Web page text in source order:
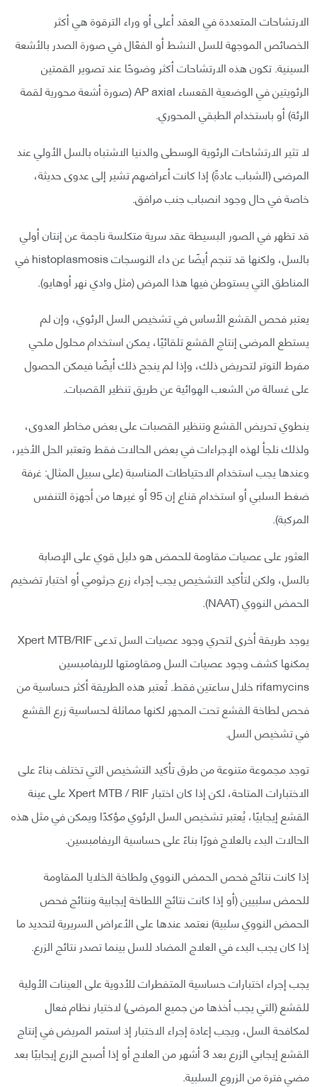
الارتشاحات المتعددة في العقد أعلى أو وراء الترقوة هي أكثر
الخصائص الموجهة للسل النشط أو الفعّال في صورة الصدر بالأشعة
السينية. تكون هذه الارتشاحات أكثر وضوحًا عند تصوير القمتين
الرئويتين في الوضعية القعساء AP axial (صورة أشعة محورية لقمة
الرئة) أو باستخدام الطبقي المحوري.
لا تثير الارتشاحات الرئوية الوسطى والدنيا الاشتباه بالسل الأولي عند
المرضى (الشباب عادةً) إذا كانت أعراضهم تشير إلى عدوى حديثة،
خاصة في حال وجود انصباب جنب مرافق.
قد تظهر في الصور البسيطة عقد سرية متكلسة ناجمة عن إنتان أولي
بالسل، ولكنها قد تنجم أيضًا عن داء النوسجات histoplasmosis في
المناطق التي يستوطن فيها هذا المرض (مثل وادي نهر أوهايو).
يعتبر فحص القشع الأساس في تشخيص السل الرئوي، وإن لم
يستطع المرضى إنتاج القشع تلقائيًا، يمكن استخدام محلول ملحي
مفرط التوتر لتحريض ذلك، وإذا لم ينجح ذلك أيضًا فيمكن الحصول
على غسالة من الشعب الهوائية عن طريق تنظير القصبات.
ينطوي تحريض القشع وتنظير القصبات على بعض مخاطر العدوى،
ولذلك نلجأ لهذه الإجراءات في بعض الحالات فقط وتعتبر الحل الأخير،
وعندها يجب استخدام الاحتياطات المناسبة (على سبيل المثال: غرفة
ضغط السلبي أو استخدام قناع إن 95 أو غيرها من أجهزة التنفس
المركبة).
العثور على عصيات مقاومة للحمض هو دليل قوي على الإصابة
بالسل، ولكن لتأكيد التشخيص يجب إجراء زرع جرثومي أو اختبار تضخيم
الحمض النووي (NAAT).
يوجد طريقة أخرى لتحري وجود عصيات السل تدعى Xpert MTB/RIF
يمكنها كشف وجود عصيات السل ومقاومتها للريفامبسين
rifamycins خلال ساعتين فقط. تُعتبر هذه الطريقة أكثر حساسية من
فحص لطاخة القشع تحت المجهر لكنها مماثلة لحساسية زرع القشع
في تشخيص السل.
توجد مجموعة متنوعة من طرق تأكيد التشخيص التي تختلف بناءً على
الاختبارات المتاحة، لكن إذا كان اختبار Xpert MTB / RIF على عينة
القشع إيجابيًا، يُعتبر تشخيص السل الرئوي مؤكدًا ويمكن في مثل هذه
الحالات البدء بالعلاج فورًا بناءً على حساسية الريفامبسين.
إذا كانت نتائج فحص الحمض النووي ولطاخة الخلايا المقاومة
للحمض سلبيين (أو إذا كانت نتائج اللطاخة إيجابية ونتائج فحص
الحمض النووي سلبية) نعتمد عندها على الأعراض السريرية لتحديد ما
إذا كان يجب البدء في العلاج المضاد للسل بينما تصدر نتائج الزرع.
يجب إجراء اختبارات حساسية المتفطرات للأدوية على العينات الأولية
للقشع (التي يجب أخذها من جميع المرضى) لاختيار نظام فعال
لمكافحة السل، ويجب إعادة إجراء الاختبار إذ استمر المريض في إنتاج
القشع إيجابي الزرع بعد 3 أشهر من العلاج أو إذا أصبح الزرع إيجابيًا بعد
مضي فترة من الزروع السلبية.